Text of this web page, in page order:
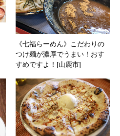
《七福らーめん》こだわりの
つけ麺が濃厚でうまい！おす
すめですよ！[山鹿市]